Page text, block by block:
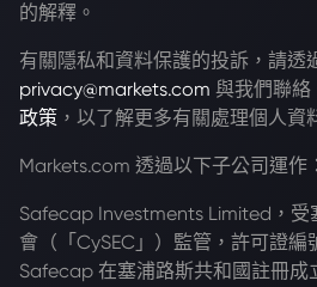
的解釋。
有關隱私和資料保護的投訴，請透
privacy@markets.com 與我們聯絡
政策 ，以了解更多有關處理個人資
Markets.com 透過以下子公司運作：
Safecap Investments Limited，受
會（「CySEC」）監管，許可證編
Safecap 在塞浦路斯共和國註冊成